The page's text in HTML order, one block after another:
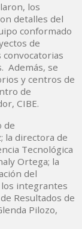
los
detalles del
conformado
de
convocatorias
Además, se
y centros de
de
CIBE.
de
la directora de
Tecnológica
Ortega; la
del
los integrantes
Resultados de
Pilozo,